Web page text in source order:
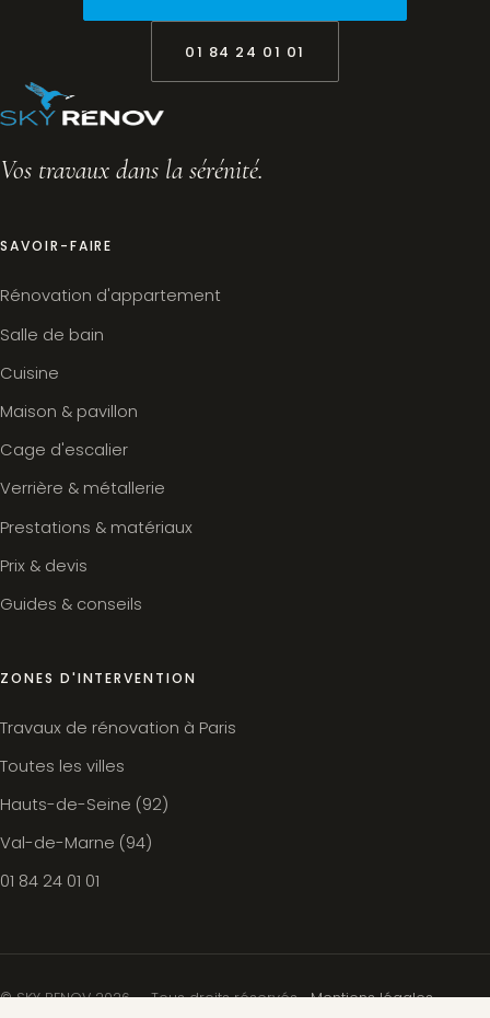
01 84 24 01 01
Vos travaux dans la sérénité.
SAVOIR-FAIRE
Rénovation d'appartement
Salle de bain
Cuisine
Maison & pavillon
Cage d'escalier
Verrière & métallerie
Prestations & matériaux
Prix & devis
Guides & conseils
ZONES D'INTERVENTION
Travaux de rénovation à Paris
Toutes les villes
Hauts-de-Seine (92)
Val-de-Marne (94)
01 84 24 01 01
© SKY RENOV 2026 — Tous droits réservés. ·Mentions légales